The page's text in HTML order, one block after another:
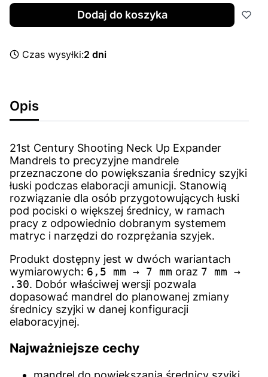
Dodaj do koszyka
Czas wysyłki:2 dni
Opis
21st Century Shooting Neck Up Expander
Mandrels to precyzyjne mandrele
przeznaczone do powiększania średnicy szyjki
łuski podczas elaboracji amunicji. Stanowią
rozwiązanie dla osób przygotowujących łuski
pod pociski o większej średnicy, w ramach
pracy z odpowiednio dobranym systemem
matryc i narzędzi do rozprężania szyjek.
Produkt dostępny jest w dwóch wariantach
wymiarowych: 6,5 mm → 7 mm oraz 7 mm →
.30. Dobór właściwej wersji pozwala
dopasować mandrel do planowanej zmiany
średnicy szyjki w danej konfiguracji
elaboracyjnej.
Najważniejsze cechy